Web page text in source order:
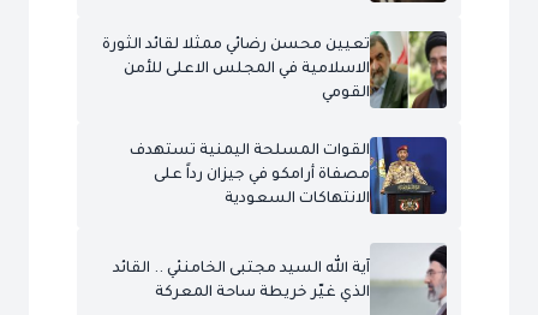
تعيين محسن رضائي ممثلا لقائد الثورة
الاسلامية في المجلس الاعلى للأمن
القومي
القوات المسلحة اليمنية تستهدف
مصفاة أرامكو في جيزان رداً على
الانتهاكات السعودية
آية الله السيد مجتبى الخامنئي .. القائد
الذي غيّر خريطة ساحة المعركة